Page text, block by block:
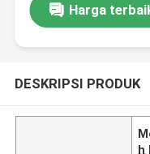
Harga
DESKRIPSI PRODUK
h